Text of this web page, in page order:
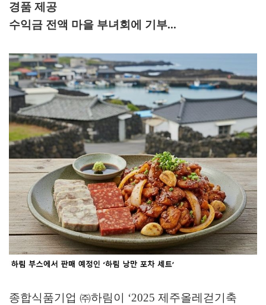
경품 제공
수익금 전액 마을 부녀회에 기부...
종합식품기업 ㈜하림이 ‘2025 제주올레걷기축